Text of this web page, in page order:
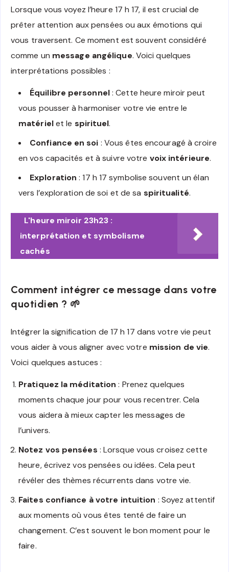
Lorsque vous voyez l’heure 17 h 17, il est crucial de
prêter attention aux pensées ou aux émotions qui
vous traversent. Ce moment est souvent considéré
comme un message angélique. Voici quelques
interprétations possibles :
Équilibre personnel: Cette heure miroir peut
vous pousser à harmoniser votre vie entre le
matérielet le spirituel.
Confiance en soi : Vous êtes encouragé à croire
en vos capacités et à suivre votre voix intérieure.
Exploration : 17 h 17 symbolise souvent un élan
vers l’exploration de soi et de sa spiritualité.
L'heure miroir 23h23 :
interprétation et symbolisme
cachés
Comment intégrer ce message dans votre
quotidien ? 🌱
Intégrer la signification de 17 h 17 dans votre vie peut
vous aider à vous aligner avec votre mission de vie.
Voici quelques astuces :
Pratiquez la méditation : Prenez quelques
moments chaque jour pour vous recentrer. Cela
vous aidera à mieux capter les messages de
l’univers.
Notez vos pensées : Lorsque vous croisez cette
heure, écrivez vos pensées ou idées. Cela peut
révéler des thèmes récurrents dans votre vie.
Faites confiance à votre intuition : Soyez attentif
aux moments où vous êtes tenté de faire un
changement. C’est souvent le bon moment pour le
faire.